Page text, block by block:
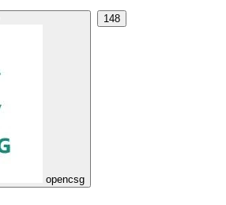
opencsg
148